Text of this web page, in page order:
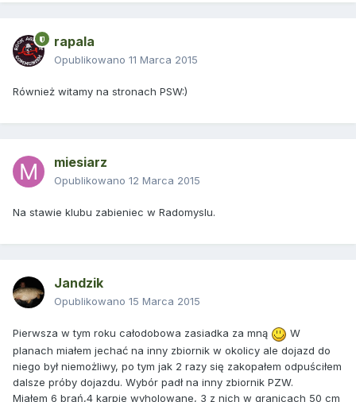
rapala
Opublikowano 11 Marca 2015
Również witamy na stronach PSW:)
miesiarz
Opublikowano 12 Marca 2015
Na stawie klubu zabieniec w Radomyslu.
Jandzik
Opublikowano 15 Marca 2015
Pierwsza w tym roku całodobowa zasiadka za mną
W
planach miałem jechać na inny zbiornik w okolicy ale dojazd do
niego był niemożliwy, po tym jak 2 razy się zakopałem odpuściłem
dalsze próby dojazdu. Wybór padł na inny zbiornik PZW.
Miałem 6 brań,4 karpie wyholowane, 3 z nich w granicach 50 cm